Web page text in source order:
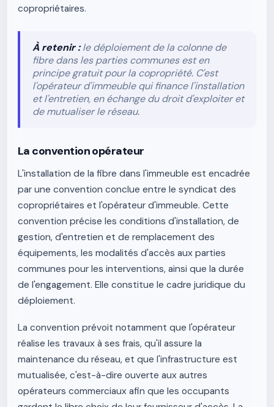
copropriétaires.
À retenir :le déploiement de la colonne de
fibre dans les parties communes est en
principe gratuit pour la copropriété. C'est
l'opérateur d'immeuble qui finance l'installation
et l'entretien, en échange du droit d'exploiter et
de mutualiser le réseau.
La convention opérateur
L'installation de la fibre dans l'immeuble est encadrée
par une convention conclue entre le syndicat des
copropriétaires et l'opérateur d'immeuble. Cette
convention précise les conditions d'installation, de
gestion, d'entretien et de remplacement des
équipements, les modalités d'accès aux parties
communes pour les interventions, ainsi que la durée
de l'engagement. Elle constitue le cadre juridique du
déploiement.
La convention prévoit notamment que l'opérateur
réalise les travaux à ses frais, qu'il assure la
maintenance du réseau, et que l'infrastructure est
mutualisée, c'est-à-dire ouverte aux autres
opérateurs commerciaux afin que les occupants